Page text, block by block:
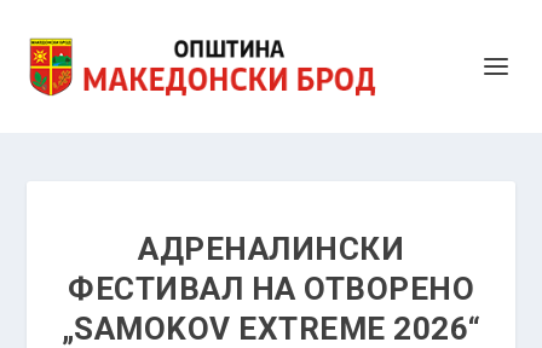
АДРЕНАЛИНСКИ
ФЕСТИВАЛ НА ОТВОРЕНО
„SAMOKOV EXTREME 2026“